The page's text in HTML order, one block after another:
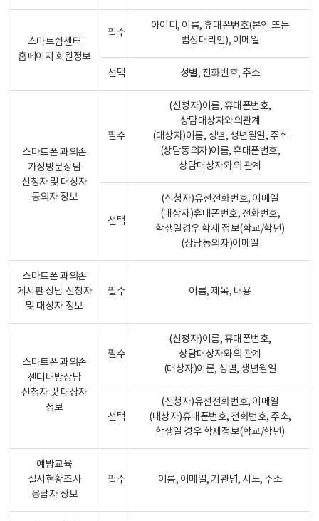
스마트쉼센터
홈페이지 회원정보
필수
아이디, 이름, 휴대폰번호(본인 또는
법정대리인), 이메일
선택 성별, 전화번호, 주소
스마트폰 과의존
가정방문상담
신청자 및 대상자
동의자 정보
필수
(신청자)이름, 휴대폰번호,
상담대상자와의관계
(대상자)이름, 성별, 생년월일, 주소
(상담동의자)이름, 휴대폰번호,
상담대상자와의 관계
선택
(신청자)유선전화번호, 이메일
(대상자)휴대폰번호, 전화번호,
학생일경우 학제 정보(학교/학년)
(상담동의자)이메일
스마트폰 과의존
게시판 상담 신청자
및 대상자 정보
필수 이름, 제목, 내용
스마트폰 과의존
센터내방상담
신청자 및 대상자
정보
필수
(신청자)이름, 휴대폰번호,
상담대상자와의 관계
(대상자)이른, 성별, 생년월일
선택
(신청자)유선전화번호, 이메일
(대상자)휴대폰번호, 전화번호, 주소,
학생일 경우 학제정보(학교/학년)
예방교육
실시현황조사
응답자 정보
필수 이름, 이메일, 기관명, 시도, 주소